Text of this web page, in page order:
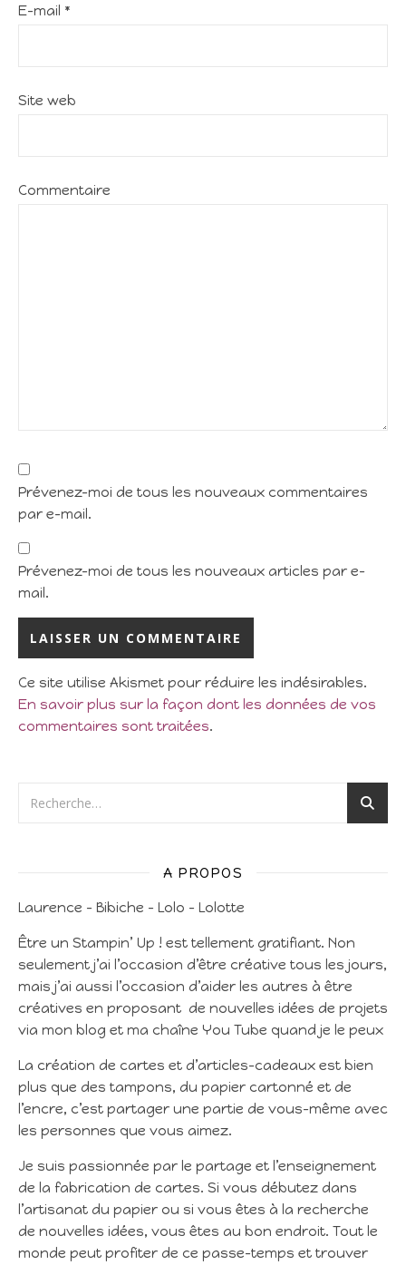
E-mail *
Site web
Commentaire
Prévenez-moi de tous les nouveaux commentaires
par e-mail.
Prévenez-moi de tous les nouveaux articles par e-
mail.
Ce site utilise Akismet pour réduire les indésirables.
En savoir plus sur la façon dont les données de vos
commentaires sont traitées.
A PROPOS
Laurence – Bibiche – Lolo – Lolotte
Être un Stampin’ Up ! est tellement gratifiant. Non
seulement j’ai l’occasion d’être créative tous les jours,
mais j’ai aussi l’occasion d’aider les autres à être
créatives en proposant de nouvelles idées de projets
via mon blog et ma chaîne You Tube quand je le peux
La création de cartes et d’articles-cadeaux est bien
plus que des tampons, du papier cartonné et de
l’encre, c’est partager une partie de vous-même avec
les personnes que vous aimez.
Je suis passionnée par le partage et l’enseignement
de la fabrication de cartes. Si vous débutez dans
l’artisanat du papier ou si vous êtes à la recherche
de nouvelles idées, vous êtes au bon endroit. Tout le
monde peut profiter de ce passe-temps et trouver